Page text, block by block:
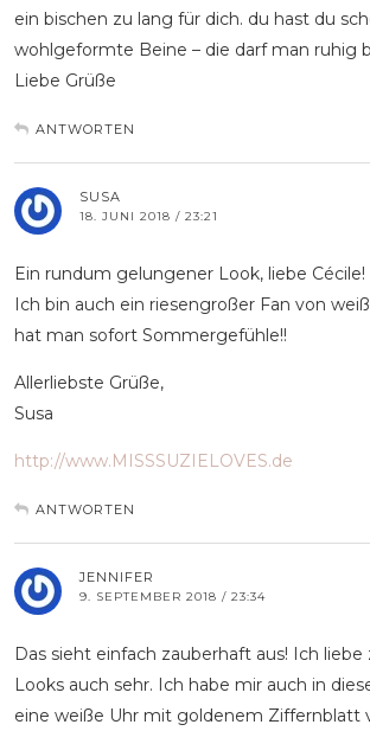
ein bischen zu lang für dich. du hast du
wohlgeformte Beine – die darf man ruhig
Liebe Grüße
ANTWORTEN
SUSA
18. JUNI 2018 / 23:21
Ein rundum gelungener Look, liebe Cécile!
Ich bin auch ein riesengroßer Fan von
hat man sofort Sommergefühle!!
Allerliebste Grüße,
Susa
http://www.MISSSUZIELOVES.de
ANTWORTEN
JENNIFER
9. SEPTEMBER 2018 / 23:34
Das sieht einfach zauberhaft aus! Ich
Looks auch sehr. Ich habe mir auch in
eine weiße Uhr mit goldenem Ziffernblatt